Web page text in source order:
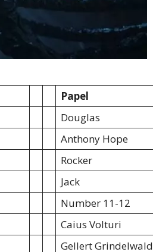
Papel
Douglas
Anthony Hope
Rocker
Jack
Number 11-12
Caius Volturi
Gellert Grindelwald